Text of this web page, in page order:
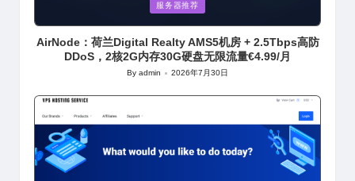
服务器推荐
AirNode：荷兰Digital Realty AMS5机房 + 2.5Tbps高防
DDoS，2核2G内存30G硬盘无限流量€4.99/月
Posted
Byadmin 2026年7月30日